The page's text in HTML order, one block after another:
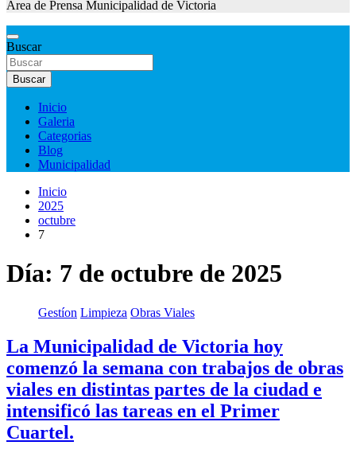
Área de Prensa Municipalidad de Victoria
Buscar
Buscar
Inicio
Galeria
Categorias
Blog
Municipalidad
Inicio
2025
octubre
7
Día: 7 de octubre de 2025
Gestíon Limpieza Obras Viales
La Municipalidad de Victoria hoy
comenzó la semana con trabajos de obras
viales en distintas partes de la ciudad e
intensificó las tareas en el Primer
Cuartel.